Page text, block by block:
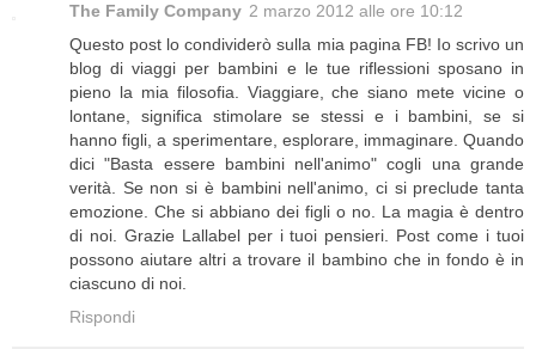
The Family Company 2 marzo 2012 alle ore 10:12
Questo post lo condividerò sulla mia pagina FB! Io scrivo un
blog di viaggi per bambini e le tue riflessioni sposano in
pieno la mia filosofia. Viaggiare, che siano mete vicine o
lontane, significa stimolare se stessi e i bambini, se si
hanno figli, a sperimentare, esplorare, immaginare. Quando
dici "Basta essere bambini nell'animo" cogli una grande
verità. Se non si è bambini nell'animo, ci si preclude tanta
emozione. Che si abbiano dei figli o no. La magia è dentro
di noi. Grazie Lallabel per i tuoi pensieri. Post come i tuoi
possono aiutare altri a trovare il bambino che in fondo è in
ciascuno di noi.
Rispondi